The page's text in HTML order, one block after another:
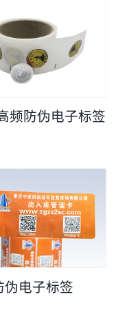
频防伪电子标签
伪电子标签